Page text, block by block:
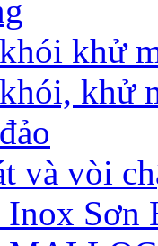
khử
khử
và vòi
Inox Sơn